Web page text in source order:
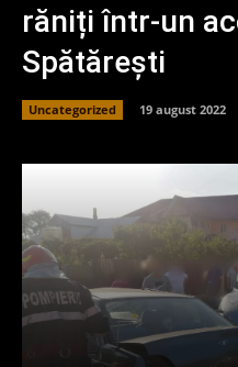
răniți într-un
Spătărești
Uncategorized 19 august 2022